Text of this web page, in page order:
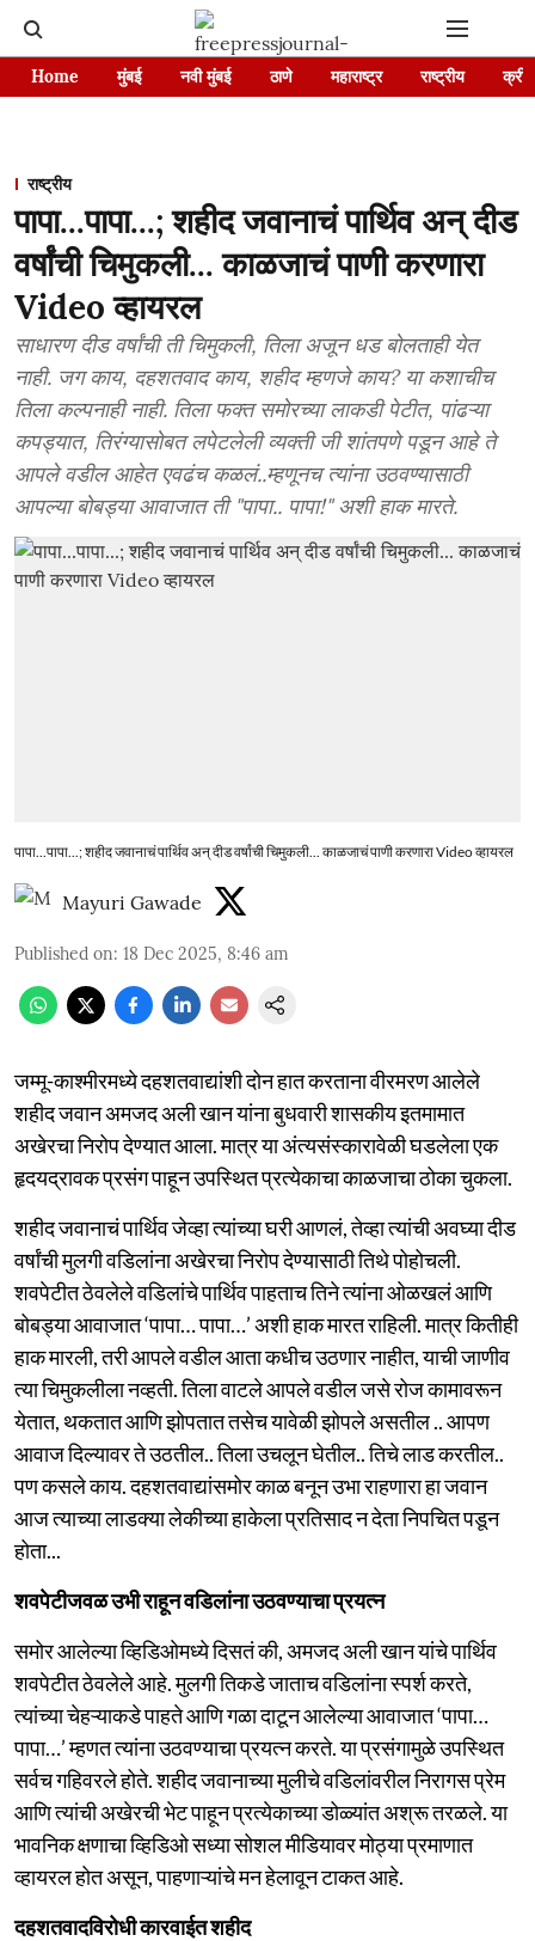
Home मुंबई नवी मुंबई ठाणे महाराष्ट्र राष्ट्रीय
राष्ट्रीय
पापा...पापा...; शहीद जवानाचं पार्थिव अन् दीड
वर्षांची चिमुकली... काळजाचं पाणी करणारा
Video व्हायरल
साधारण दीड वर्षांची ती चिमुकली, तिला अजून धड बोलताही येत
नाही. जग काय, दहशतवाद काय, शहीद म्हणजे काय? या कशाचीच
तिला कल्पनाही नाही. तिला फक्त समोरच्या लाकडी पेटीत, पांढऱ्या
कपड्यात, तिरंग्यासोबत लपेटलेली व्यक्ती जी शांतपणे पडून आहे ते
आपले वडील आहेत एवढंच कळलं..म्हणूनच त्यांना उठवण्यासाठी
आपल्या बोबड्या आवाजात ती "पापा.. पापा!" अशी हाक मारते.
पापा...पापा...; शहीद जवानाचं पार्थिव अन् दीड वर्षांची चिमुकली... काळजाचं पाणी करणारा Video व्हायरल
Mayuri Gawade
Published on: 18 Dec 2025, 8:46 am
जम्मू-काश्मीरमध्ये दहशतवाद्यांशी दोन हात करताना वीरमरण आलेले
शहीद जवान अमजद अली खान यांना बुधवारी शासकीय इतमामात
अखेरचा निरोप देण्यात आला. मात्र या अंत्यसंस्कारावेळी घडलेला एक
हृदयद्रावक प्रसंग पाहून उपस्थित प्रत्येकाचा काळजाचा ठोका चुकला.
शहीद जवानाचं पार्थिव जेव्हा त्यांच्या घरी आणलं, तेव्हा त्यांची अवघ्या दीड
वर्षांची मुलगी वडिलांना अखेरचा निरोप देण्यासाठी तिथे पोहोचली.
शवपेटीत ठेवलेले वडिलांचे पार्थिव पाहताच तिने त्यांना ओळखलं आणि
बोबड्या आवाजात ‘पापा… पापा…’ अशी हाक मारत राहिली. मात्र कितीही
हाक मारली, तरी आपले वडील आता कधीच उठणार नाहीत, याची जाणीव
त्या चिमुकलीला नव्हती. तिला वाटले आपले वडील जसे रोज कामावरून
येतात, थकतात आणि झोपतात तसेच यावेळी झोपले असतील .. आपण
आवाज दिल्यावर ते उठतील.. तिला उचलून घेतील.. तिचे लाड करतील..
पण कसले काय. दहशतवाद्यांसमोर काळ बनून उभा राहणारा हा जवान
आज त्याच्या लाडक्या लेकीच्या हाकेला प्रतिसाद न देता निपचित पडून
होता...
शवपेटीजवळ उभी राहून वडिलांना उठवण्याचा प्रयत्न
समोर आलेल्या व्हिडिओमध्ये दिसतं की, अमजद अली खान यांचे पार्थिव
शवपेटीत ठेवलेले आहे. मुलगी तिकडे जाताच वडिलांना स्पर्श करते,
त्यांच्या चेहऱ्याकडे पाहते आणि गळा दाटून आलेल्या आवाजात ‘पापा…
पापा…’ म्हणत त्यांना उठवण्याचा प्रयत्न करते. या प्रसंगामुळे उपस्थित
सर्वच गहिवरले होते. शहीद जवानाच्या मुलीचे वडिलांवरील निरागस प्रेम
आणि त्यांची अखेरची भेट पाहून प्रत्येकाच्या डोळ्यांत अश्रू तरळले. या
भावनिक क्षणाचा व्हिडिओ सध्या सोशल मीडियावर मोठ्या प्रमाणात
व्हायरल होत असून, पाहणाऱ्यांचे मन हेलावून टाकत आहे.
दहशतवादविरोधी कारवाईत शहीद